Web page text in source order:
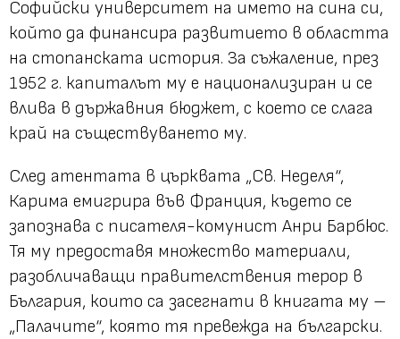
Софийски университет на името на сина си,
който да финансира развитието в областта
на стопанската история. За съжаление, през
1952 г. капиталът му е национализиран и се
влива в държавния бюджет, с което се слага
край на съществуването му.
След атентата в църквата „Св. Неделя“,
Карима емигрира във Франция, където се
запознава с писателя-комунист Анри Барбюс.
Тя му предоставя множество материали,
разобличаващи правителствения терор в
България, които са засегнати в книгата му –
„Палачите“, която тя превежда на български.